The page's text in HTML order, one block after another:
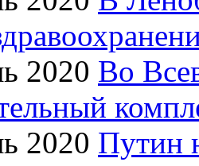
2020 Во
2020 Путин